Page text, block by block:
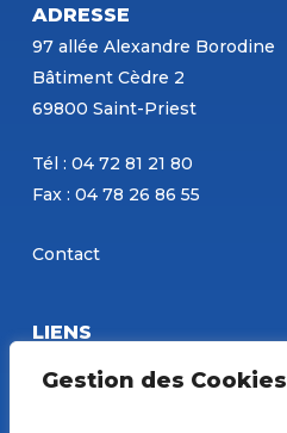
Gestion des Cookies
ADRESSE
97 allée Alexandre Borodine
Bâtiment Cèdre 2
69800 Saint-Priest
Tél : 04 72 81 21 80
Fax : 04 78 26 86 55
Contact
LIENS